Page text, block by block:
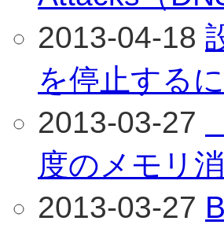
2013-04-18
を停止する
2013-03-27
度のメモリ
2013-03-27